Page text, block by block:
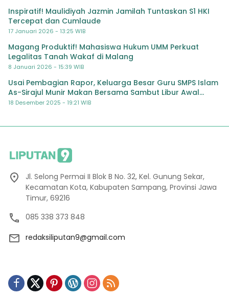
Inspiratif! Maulidiyah Jazmin Jamilah Tuntaskan S1 HKI
Tercepat dan Cumlaude
17 Januari 2026 - 13:25 WIB
Magang Produktif! Mahasiswa Hukum UMM Perkuat
Legalitas Tanah Wakaf di Malang
8 Januari 2026 - 15:39 WIB
Usai Pembagian Rapor, Keluarga Besar Guru SMPS Islam
As-Sirajul Munir Makan Bersama Sambut Libur Awal
Semester
18 Desember 2025 - 19:21 WIB
Jl. Selong Permai II Blok B No. 32, Kel. Gunung Sekar,
Kecamatan Kota, Kabupaten Sampang, Provinsi Jawa
Timur, 69216
085 338 373 848
redaksiliputan9@gmail.com